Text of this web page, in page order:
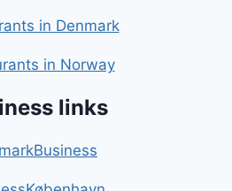
in Denmark
in Norway
links